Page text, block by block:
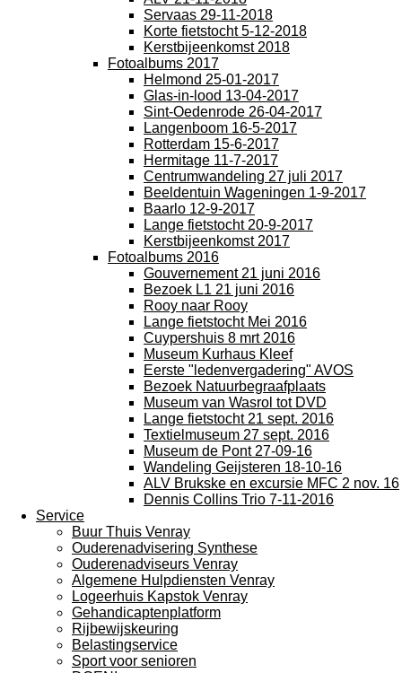
Servaas 29-11-2018
Korte fietstocht 5-12-2018
Kerstbijeenkomst 2018
Fotoalbums 2017
Helmond 25-01-2017
Glas-in-lood 13-04-2017
Sint-Oedenrode 26-04-2017
Langenboom 16-5-2017
Rotterdam 15-6-2017
Hermitage 11-7-2017
Centrumwandeling 27 juli 2017
Beeldentuin Wageningen 1-9-2017
Baarlo 12-9-2017
Lange fietstocht 20-9-2017
Kerstbijeenkomst 2017
Fotoalbums 2016
Gouvernement 21 juni 2016
Bezoek L1 21 juni 2016
Rooy naar Rooy
Lange fietstocht Mei 2016
Cuypershuis 8 mrt 2016
Museum Kurhaus Kleef
Eerste "ledenvergadering" AVOS
Bezoek Natuurbegraafplaats
Museum van Wasrol tot DVD
Lange fietstocht 21 sept. 2016
Textielmuseum 27 sept. 2016
Museum de Pont 27-09-16
Wandeling Geijsteren 18-10-16
ALV Brukske en excursie MFC 2 nov. 16
Dennis Collins Trio 7-11-2016
Service
Buur Thuis Venray
Ouderenadvisering Synthese
Ouderenadviseurs Venray
Algemene Hulpdiensten Venray
Logeerhuis Kapstok Venray
Gehandicaptenplatform
Rijbewijskeuring
Belastingservice
Sport voor senioren